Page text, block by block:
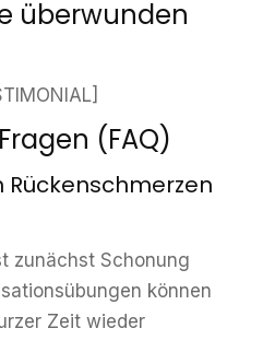
überwunden
(FAQ)
zunächst Schonung
können
Zeit wieder